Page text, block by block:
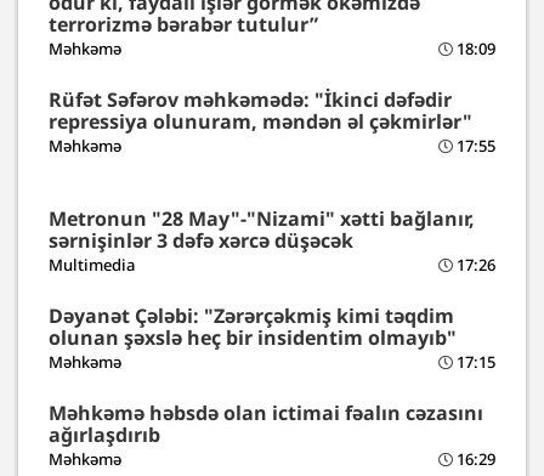
terrorizmə bərabər tutulur”
Məhkəmə 18:09
Rüfət Səfərov məhkəmədə: "İkinci dəfədir
repressiya olunuram, məndən əl çəkmirlər"
Məhkəmə 17:55
Metronun "28 May"-"Nizami" xətti bağlanır,
sərnişinlər 3 dəfə xərcə düşəcək
Multimedia 17:26
Dəyanət Çələbi: "Zərərçəkmiş kimi təqdim
olunan şəxslə heç bir insidentim olmayıb"
Məhkəmə 17:15
Məhkəmə həbsdə olan ictimai fəalın cəzasını
ağırlaşdırıb
Məhkəmə 16:29